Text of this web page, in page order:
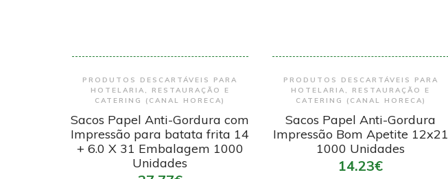
Encomendar
PRODUTOS DESCARTÁVEIS PARA
HOTELARIA, RESTAURAÇÃO E
CATERING (CANAL HORECA)
Sacos Papel Anti-Gordura com
Impressão para batata frita 14
+ 6.0 X 31 Embalagem 1000
Unidades
Encomendar
PRODUTOS DESCARTÁVEIS PARA
HOTELARIA, RESTAURAÇÃO E
CATERING (CANAL HORECA)
Sacos Papel Anti-Gordura
Impressão Bom Apetite 12x21
1000 Unidades
14.23€